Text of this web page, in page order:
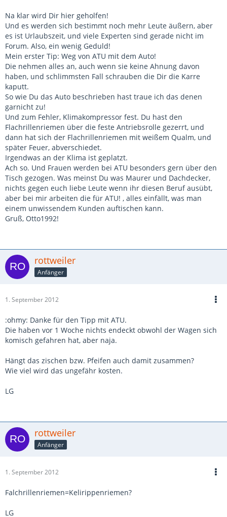
Na klar wird Dir hier geholfen!
Und es werden sich bestimmt noch mehr Leute äußern, aber
es ist Urlaubszeit, und viele Experten sind gerade nicht im
Forum. Also, ein wenig Geduld!
Mein erster Tip: Weg von ATU mit dem Auto!
Die nehmen alles an, auch wenn sie keine Ahnung davon
haben, und schlimmsten Fall schrauben die Dir die Karre
kaputt.
So wie Du das Auto beschrieben hast traue ich das denen
garnicht zu!
Und zum Fehler, Klimakompressor fest. Du hast den
Flachrillenriemen über die feste Antriebsrolle gezerrt, und
dann hat sich der Flachrillenriemen mit weißem Qualm, und
später Feuer, abverschiedet.
Irgendwas an der Klima ist geplatzt.
Ach so. Und Frauen werden bei ATU besonders gern über den
Tisch gezogen. Was meinst Du was Maurer und Dachdecker,
nichts gegen euch liebe Leute wenn ihr diesen Beruf ausübt,
aber bei mir arbeiten die für ATU! , alles einfällt, was man
einem unwissendem Kunden auftischen kann.
Gruß, Otto1992!
rottweiler
Anfänger
1. September 2012
:ohmy: Danke für den Tipp mit ATU.
Die haben vor 1 Woche nichts endeckt obwohl der Wagen sich
komisch gefahren hat, aber naja.
Hängt das zischen bzw. Pfeifen auch damit zusammen?
Wie viel wird das ungefähr kosten.
LG
rottweiler
Anfänger
1. September 2012
Falchrillenriemen=Kelirippenriemen?
LG